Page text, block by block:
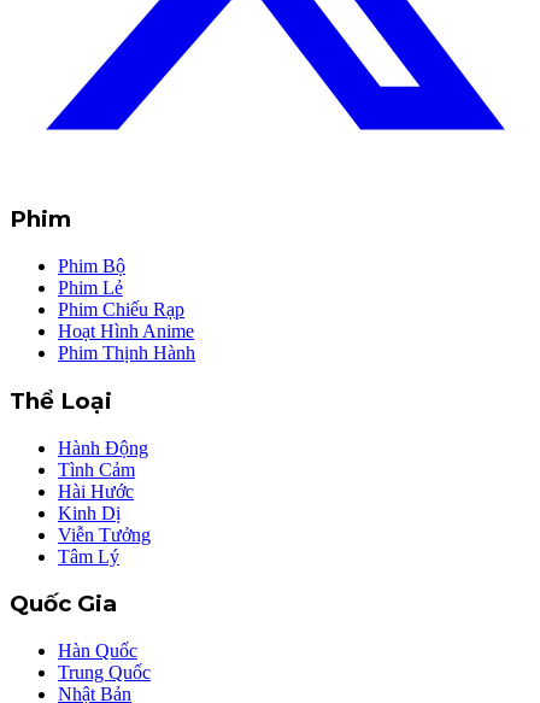
Phim
Phim Bộ
Phim Lẻ
Phim Chiếu Rạp
Hoạt Hình Anime
Phim Thịnh Hành
Thể Loại
Hành Động
Tình Cảm
Hài Hước
Kinh Dị
Viễn Tưởng
Tâm Lý
Quốc Gia
Hàn Quốc
Trung Quốc
Nhật Bản